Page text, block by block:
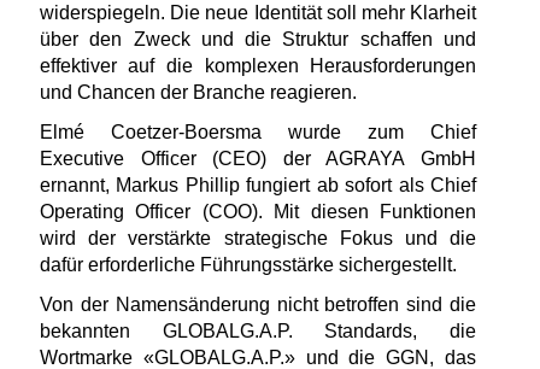
widerspiegeln. Die neue Identität soll mehr Klarheit
über den Zweck und die Struktur schaffen und
effektiver auf die komplexen Herausforderungen
und Chancen der Branche reagieren.
Elmé Coetzer-Boersma wurde zum Chief
Executive Officer (CEO) der AGRAYA GmbH
ernannt, Markus Phillip fungiert ab sofort als Chief
Operating Officer (COO). Mit diesen Funktionen
wird der verstärkte strategische Fokus und die
dafür erforderliche Führungsstärke sichergestellt.
Von der Namensänderung nicht betroffen sind die
bekannten GLOBALG.A.P. Standards, die
Wortmarke «GLOBALG.A.P.» und die GGN, das